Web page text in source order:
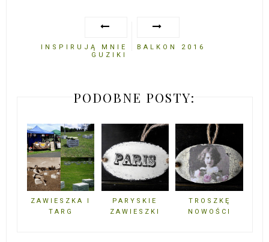
INSPIRUJĄ MNIE
GUZIKI
BALKON 2016
PODOBNE POSTY:
ZAWIESZKA I
TARG
PARYSKIE
ZAWIESZKI
TROSZKĘ
NOWOŚCI